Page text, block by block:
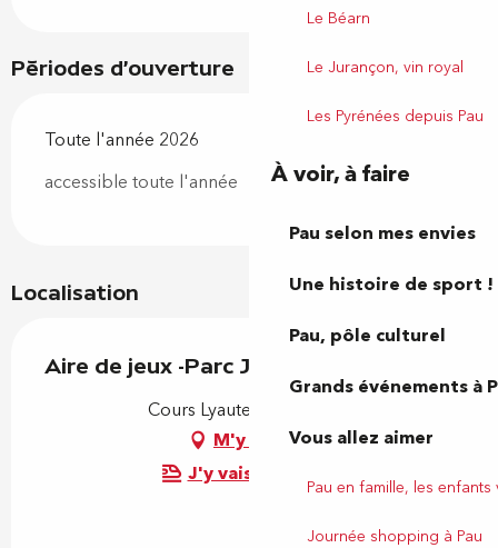
Le Béarn
Le Jurançon, vin royal
Les Pyrénées depuis Pau
À voir, à faire
Pau selon mes envies
Une histoire de sport !
Pau, pôle culturel
Grands événements à
Vous allez aimer
Pau en famille, les
Journée shopping à Pau
Périodes d'ouverture
Toute l'année 2026
accessible toute l'année
Localisation
Aire de jeux -Parc Jaussely
Cours Lyautey, 64000 Pau
M'y rendre
J'y vais en train !